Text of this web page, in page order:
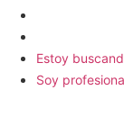
Estoy
Soy